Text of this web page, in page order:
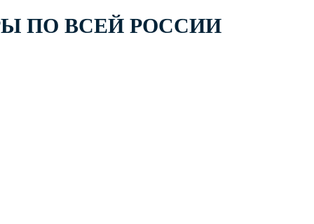
ПО ВСЕЙ РОССИИ